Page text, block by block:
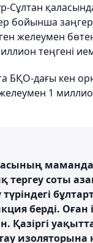
Сұлтан
бойынша
желеумен
теңгені
БҚО-дағы кен
1
тергеу соты
берді. Оған
Қазіргі